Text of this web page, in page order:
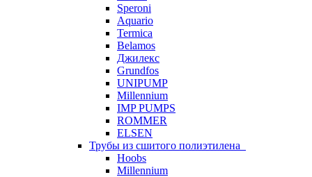
Speroni
Aquario
Termica
Belamos
Джилекс
Grundfos
UNIPUMP
Millennium
IMP PUMPS
ROMMER
ELSEN
Трубы из сшитого полиэтилена
Hoobs
Millennium